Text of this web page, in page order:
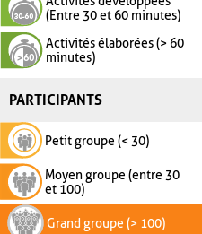
(Entre 30 et 60 minutes)
Activités élaborées (> 60
minutes)
PARTICIPANTS
Petit groupe (< 30)
Moyen groupe (entre 30
et 100)
Grand groupe (> 100)